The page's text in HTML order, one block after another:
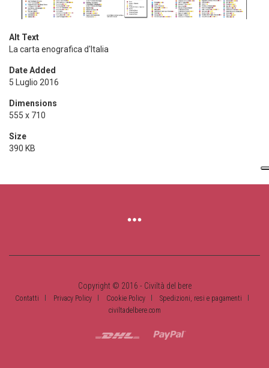
Alt Text
La carta enografica d'Italia
Date Added
5 Luglio 2016
Dimensions
555 x 710
Size
390 KB
Copyright © 2016 - Civiltà del bere
Contatti Privacy Policy Cookie Policy
Spedizioni, resi e pagamenti
civiltadelbere.com